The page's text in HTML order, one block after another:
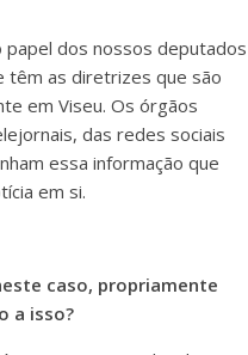
papel dos nossos deputados
têm as diretrizes que são
em Viseu. Os órgãos
das redes sociais
essa informação que
em si.
caso, propriamente
a isso?